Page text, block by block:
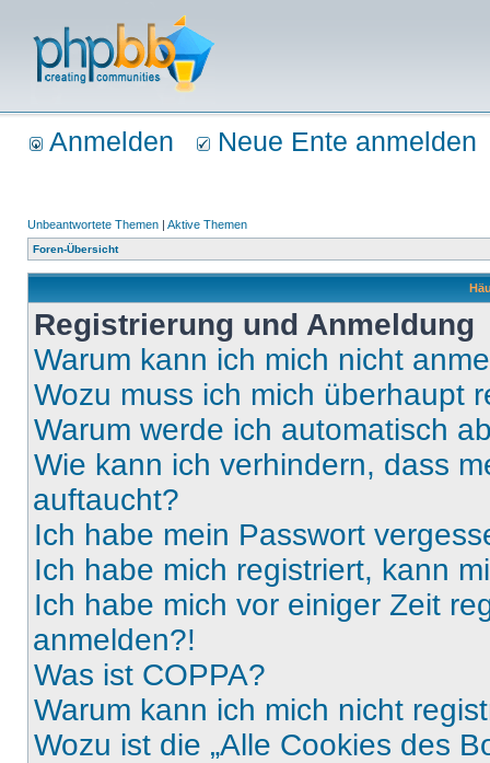
Anmelden Neue Ente anmelden
Unbeantwortete Themen | Aktive Themen
Foren-Übersicht
Registrierung und Anmeldung
Warum kann ich mich nicht
Wozu muss ich mich überhaupt
Warum werde ich automatisch
Wie kann ich verhindern, dass
auftaucht?
Ich habe mein Passwort
Ich habe mich registriert, kann
Ich habe mich vor einiger Zeit
anmelden?!
Was ist COPPA?
Warum kann ich mich nicht
Wozu ist die „Alle Cookies des